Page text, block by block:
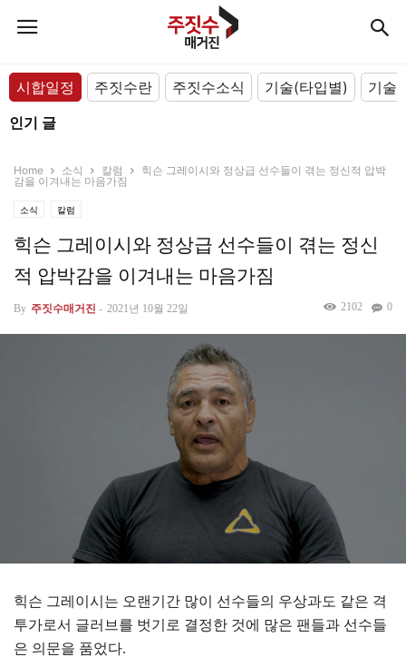
시합일정 주짓수란 주짓수소식 기술(타입별)
기술
인기 글
Home 소식 칼럼
힉슨 그레이시와 정상급 선수들이 겪는 정신적 압박
감을 이겨내는 마음가짐
소식 칼럼
힉슨 그레이시와 정상급 선수들이 겪는 정신
적 압박감을 이겨내는 마음가짐
By 주짓수매거진 - 2021년 10월 22일 0
2102
힉슨 그레이시는 오랜기간 많이 선수들의 우상과도 같은 격
투가로서 글러브를 벗기로 결정한 것에 많은 팬들과 선수들
은 의문을 품었다.